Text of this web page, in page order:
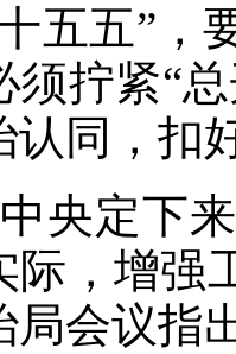
五”，要
须拧紧“
认同，扣
定下来
际，增强
局会议指